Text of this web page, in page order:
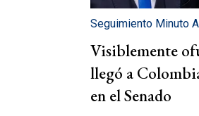
Seguimiento Minuto
Visiblemente
llegó a
en el Senado